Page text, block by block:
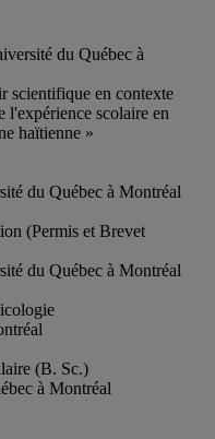
du Québec à
scientifique en contexte
l'expérience scolaire en
haïtienne »
du Québec à Montréal
(Permis et Brevet
du Québec à Montréal
(B. Sc.)
à Montréal